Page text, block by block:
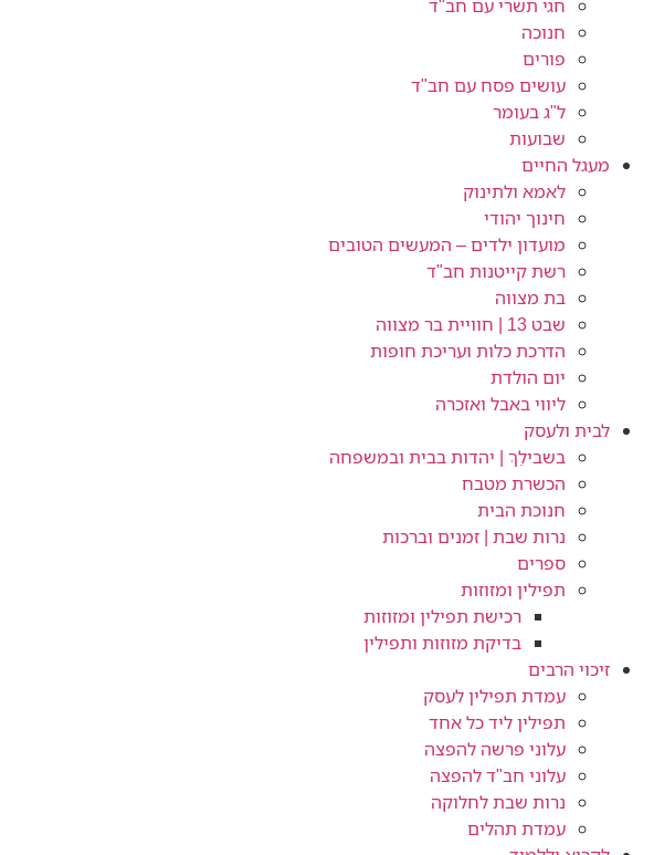
חגי תשרי עם חב"ד
חנוכה
פורים
עושים פסח עם חב"ד
ל"ג בעומר
שבועות
מעגל החיים
לאמא ולתינוק
חינוך יהודי
מועדון ילדים – המעשים הטובים
רשת קייטנות חב"ד
בת מצווה
שבט 13 | חוויית בר מצווה
הדרכת כלות ועריכת חופות​
יום הולדת
ליווי באבל ואזכרה
לבית ולעסק
בשבילֵךְ | יהדות בבית ובמשפחה
הכשרת מטבח
חנוכת הבית
נרות שבת | זמנים וברכות
ספרים
תפילין ומזוזות
רכישת תפילין ומזוזות
בדיקת מזוזות ותפילין
זיכוי הרבים
עמדת תפילין לעסק
תפילין ליד כל אחד
עלוני פרשה להפצה
עלוני חב"ד להפצה
נרות שבת לחלוקה
עמדת תהלים